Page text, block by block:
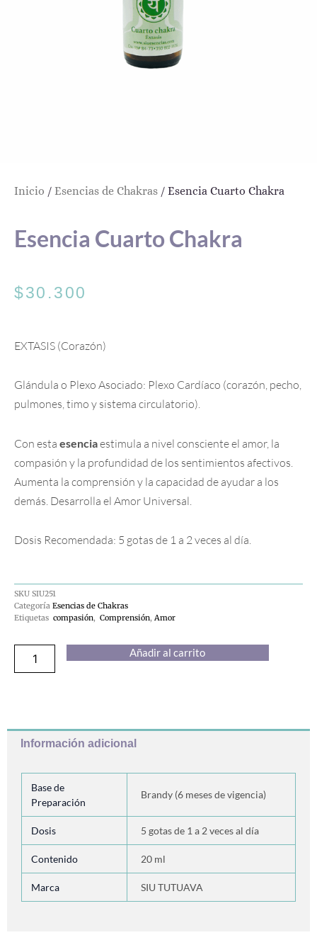
Inicio / Esencias de Chakras / Esencia Cuarto Chakra
Esencia Cuarto Chakra
$30.300
EXTASIS (Corazón)
Glándula o Plexo Asociado: Plexo Cardíaco (corazón, pecho,
pulmones, timo y sistema circulatorio).
Con esta esenciaestimula a nivel consciente el amor, la
compasión y la profundidad de los sentimientos afectivos.
Aumenta la comprensión y la capacidad de ayudar a los
demás. Desarrolla el Amor Universal.
Dosis Recomendada: 5 gotas de 1 a 2 veces al día.
SKU SIU251
Categoría Esencias de Chakras
Etiquetas compasión, Comprensión, Amor
Cuarto
Añadir al carrito
Información adicional
Base de
Preparación
Brandy (6 meses de vigencia)
Dosis 5 gotas de 1 a 2 veces al día
Contenido 20 ml
Marca SIU TUTUAVA